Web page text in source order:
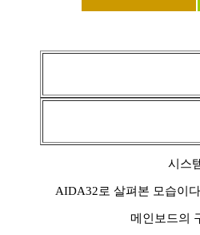
시스
AIDA32로 살펴본 모습이
메인보드의